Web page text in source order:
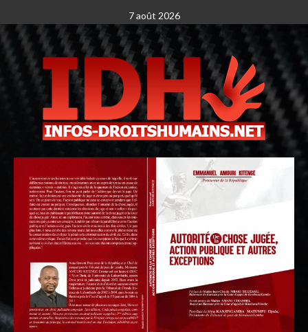
7 août 2026